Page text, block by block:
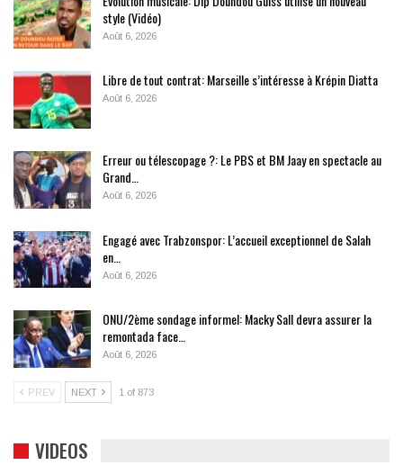
style (Vidéo)
Août 6, 2026
Libre de tout contrat: Marseille s’intéresse à Krépin Diatta
Août 6, 2026
Erreur ou télescopage ?: Le PBS et BM Jaay en spectacle au
Grand…
Août 6, 2026
Engagé avec Trabzonspor: L’accueil exceptionnel de Salah
en…
Août 6, 2026
ONU/2ème sondage informel: Macky Sall devra assurer la
remontada face…
Août 6, 2026
PREV NEXT 1 of 873
VIDEOS